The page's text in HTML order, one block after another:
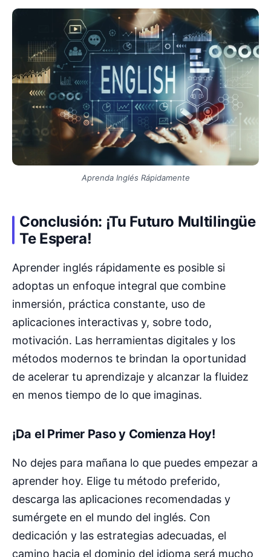
Aprenda Inglés Rápidamente
Conclusión: ¡Tu Futuro Multilingüe
Te Espera!
Aprender inglés rápidamente es posible si
adoptas un enfoque integral que combine
inmersión, práctica constante, uso de
aplicaciones interactivas y, sobre todo,
motivación. Las herramientas digitales y los
métodos modernos te brindan la oportunidad
de acelerar tu aprendizaje y alcanzar la fluidez
en menos tiempo de lo que imaginas.
¡Da el Primer Paso y Comienza Hoy!
No dejes para mañana lo que puedes empezar a
aprender hoy. Elige tu método preferido,
descarga las aplicaciones recomendadas y
sumérgete en el mundo del inglés. Con
dedicación y las estrategias adecuadas, el
camino hacia el dominio del idioma será mucho